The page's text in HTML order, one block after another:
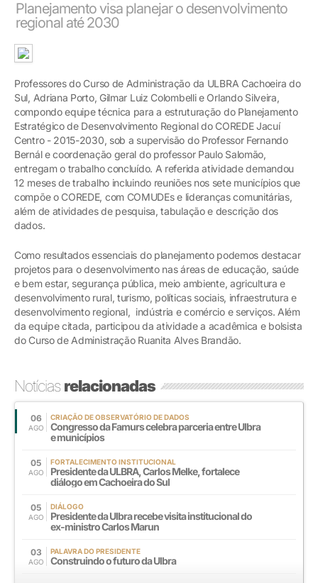
Planejamento visa planejar o desenvolvimento
regional até 2030
Professores do Curso de Administração da ULBRA Cachoeira do
Sul, Adriana Porto, Gilmar Luiz Colombelli e Orlando Silveira,
compondo equipe técnica para a estruturação do Planejamento
Estratégico de Desenvolvimento Regional do COREDE Jacuí
Centro - 2015-2030, sob a supervisão do Professor Fernando
Bernál e coordenação geral do professor Paulo Salomão,
entregam o trabalho concluído. A referida atividade demandou
12 meses de trabalho incluindo reuniões nos sete municípios que
compõe o COREDE, com COMUDEs e lideranças comunitárias,
além de atividades de pesquisa, tabulação e descrição dos
dados.
Como resultados essenciais do planejamento podemos destacar
projetos para o desenvolvimento nas áreas de educação, saúde
e bem estar, segurança pública, meio ambiente, agricultura e
desenvolvimento rural, turismo, políticas sociais, infraestrutura e
desenvolvimento regional, indústria e comércio e serviços. Além
da equipe citada, participou da atividade a acadêmica e bolsista
do Curso de Administração Ruanita Alves Brandão.
Notíciasrelacionadas
06
AGO
CRIAÇÃO DE OBSERVATÓRIO DE DADOS
Congresso da Famurs celebra parceria entre Ulbra
e municípios
05
AGO
FORTALECIMENTO INSTITUCIONAL
Presidente da ULBRA, Carlos Melke, fortalece
diálogo em Cachoeira do Sul
05
AGO
DIÁLOGO
Presidente da Ulbra recebe visita institucional do
ex-ministro Carlos Marun
03
AGO
PALAVRA DO PRESIDENTE
Construindo o futuro da Ulbra